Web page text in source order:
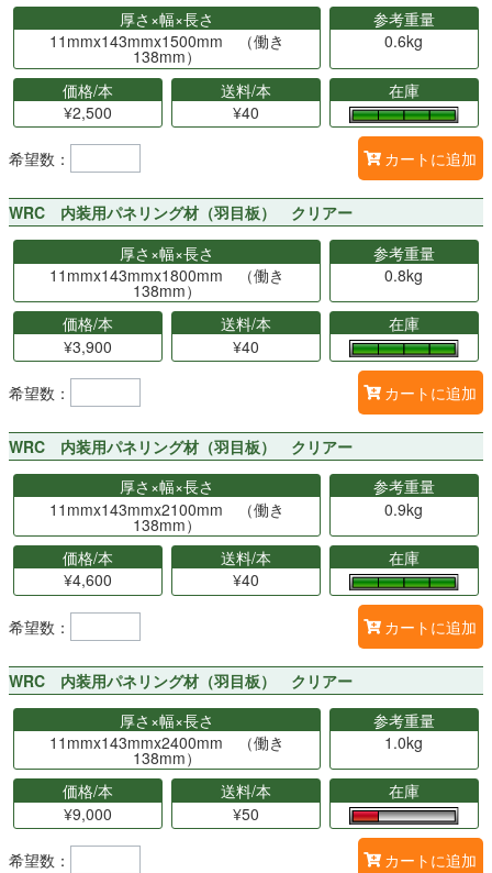
厚さ×幅×長さ
11mmx143mmx1500mm （働き
138mm）
参考重量
0.6kg
価格/本
¥2,500
送料/本
¥40
在庫
希望数： カートに追加
WRC 内装用パネリング材（羽目板） クリアー
厚さ×幅×長さ
11mmx143mmx1800mm （働き
138mm）
参考重量
0.8kg
価格/本
¥3,900
送料/本
¥40
在庫
希望数： カートに追加
WRC 内装用パネリング材（羽目板） クリアー
厚さ×幅×長さ
11mmx143mmx2100mm （働き
138mm）
参考重量
0.9kg
価格/本
¥4,600
送料/本
¥40
在庫
希望数： カートに追加
WRC 内装用パネリング材（羽目板） クリアー
厚さ×幅×長さ
11mmx143mmx2400mm （働き
138mm）
参考重量
1.0kg
価格/本
¥9,000
送料/本
¥50
在庫
希望数： カートに追加